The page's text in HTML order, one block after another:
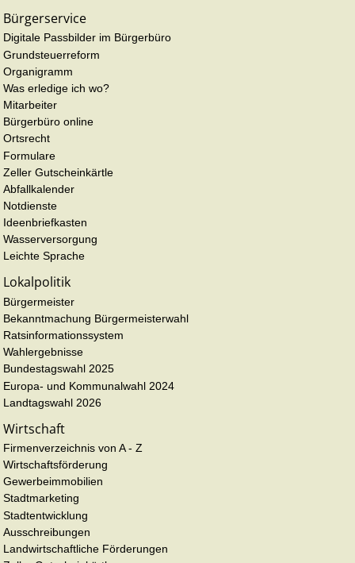
Bürgerservice
Digitale Passbilder im Bürgerbüro
Grundsteuerreform
Organigramm
Was erledige ich wo?
Mitarbeiter
Bürgerbüro online
Ortsrecht
Formulare
Zeller Gutscheinkärtle
Abfallkalender
Notdienste
Ideenbriefkasten
Wasserversorgung
Leichte Sprache
Lokalpolitik
Bürgermeister
Bekanntmachung Bürgermeisterwahl
Ratsinformationssystem
Wahlergebnisse
Bundestagswahl 2025
Europa- und Kommunalwahl 2024
Landtagswahl 2026
Wirtschaft
Firmenverzeichnis von A - Z
Wirtschaftsförderung
Gewerbeimmobilien
Stadtmarketing
Stadtentwicklung
Ausschreibungen
Landwirtschaftliche Förderungen